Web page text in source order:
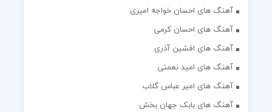
آهنگ های احسان خواجه امیری
آهنگ های احسان کرمی
آهنگ های افشین آذری
آهنگ های امید نعمتی
آهنگ های امیر عباس گلاب
آهنگ های بابک جهان بخش